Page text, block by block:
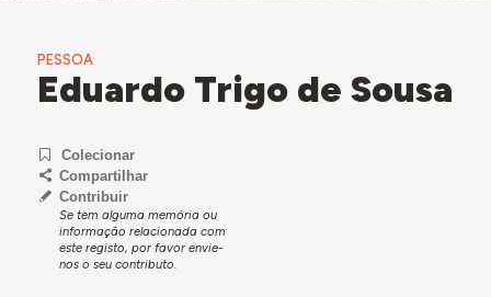
PESSOA
Eduardo Trigo de Sousa
Colecionar
Compartilhar
Contribuir
Se tem alguma memória ou
informação relacionada com
este registo, por favor envie-
nos o seu contributo.